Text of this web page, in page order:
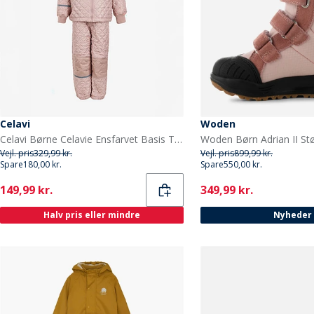
Celavi
Celavi Børne Celavie Ensfarvet Basis Termosæt Misty Rose
Vejl. pris329,99 kr.
Spare180,00 kr.
Current
149,99 kr.
Halv pris eller mindre
Woden
Vejl. pris899,99 kr.
Spare550,00 kr.
Current
349,99 kr.
Nyheder